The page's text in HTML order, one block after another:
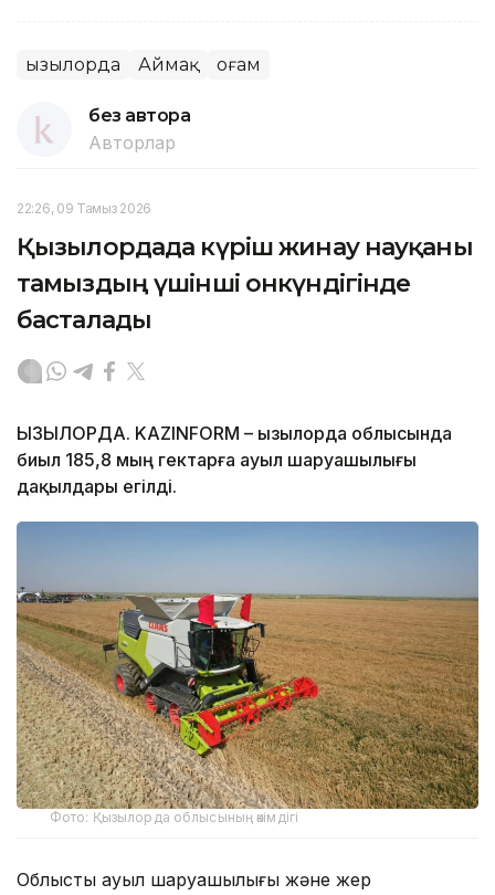
Қызылорда Аймақ Қоғам
без автора
Авторлар
22:26, 09 Тамыз 2026
Қызылордада күріш жинау науқаны
тамыздың үшінші онкүндігінде
басталады
ҚЫЗЫЛОРДА. KAZINFORM – Қызылорда облысында
биыл 185,8 мың гектарға ауыл шаруашылығы
дақылдары егілді.
Фото: Қызылорда облысының әкімдігі
Облыстық ауыл шаруашылығы және жер